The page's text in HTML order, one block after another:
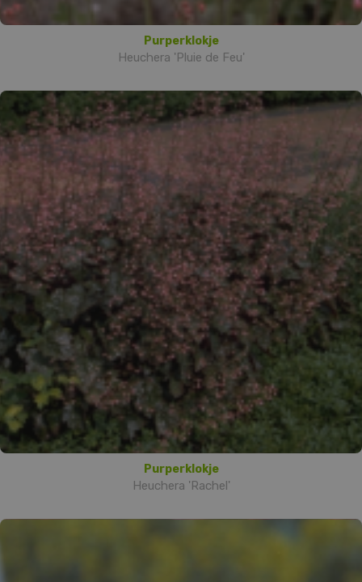
Purperklokje
Heuchera 'Pluie de Feu'
Purperklokje
Heuchera 'Rachel'